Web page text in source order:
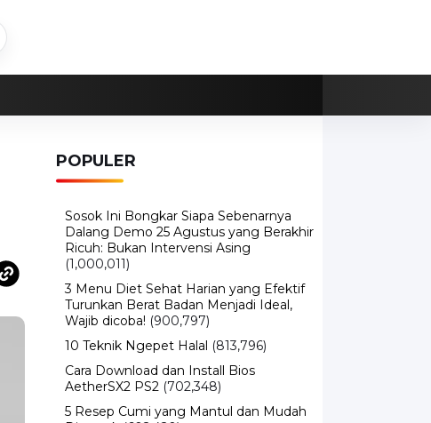
Ricuh: Bukan Intervensi Asing
(1,000,011)
3 Menu Diet Sehat Harian yang Efektif
Wajib dicoba! (900,797)
10 Teknik Ngepet Halal
Cara Download dan Install Bios
5 Resep Cumi yang Mantul dan Mudah